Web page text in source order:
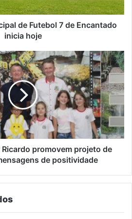
de Futebol 7 de Encantado
inicia hoje
promovem projeto de
de positividade